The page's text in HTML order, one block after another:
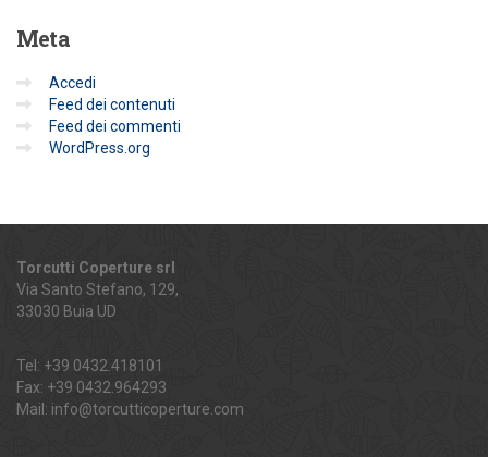
Meta
Accedi
Feed dei contenuti
Feed dei commenti
WordPress.org
Torcutti Coperture srl
Via Santo Stefano, 129,
33030 Buia UD
Tel: +39 0432.418101
Fax: +39 0432.964293
Mail: info@torcutticoperture.com